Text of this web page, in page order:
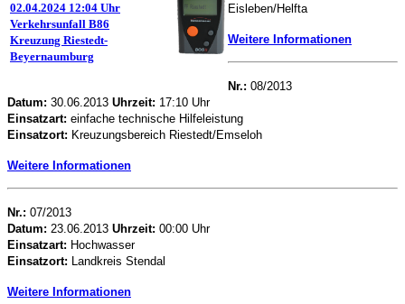
02.04.2024 12:04 Uhr
Verkehrsunfall B86
Kreuzung Riestedt-
Beyernaumburg
Eisleben/Helfta
Weitere Informationen
Nr.: 08/2013
Datum: 30.06.2013 Uhrzeit: 17:10 Uhr
Einsatzart: einfache technische Hilfeleistung
Einsatzort: Kreuzungsbereich Riestedt/Emseloh
Weitere Informationen
Nr.: 07/2013
Datum: 23.06.2013 Uhrzeit: 00:00 Uhr
Einsatzart: Hochwasser
Einsatzort: Landkreis Stendal
Weitere Informationen